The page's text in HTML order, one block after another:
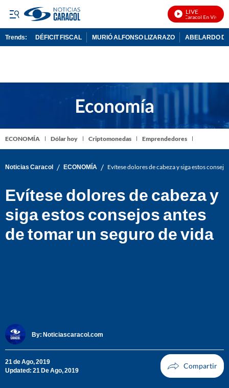
LIVE
Noticias Caracol En Vivo
Trends: DÉFICIT FISCAL MURIÓ ALFONSO LIZARAZO ABELARDO
ECONOMÍA Dólar hoy Criptomonedas Emprendedores
Noticias Caracol / ECONOMÍA / Evítese dolores de cabeza y siga estos
Evítese dolores de cabeza y
siga estos consejos antes
de tomar un seguro de vida
By: Noticiascaracol.com
21 de Ago, 2019
Updated: 21 De Ago, 2019